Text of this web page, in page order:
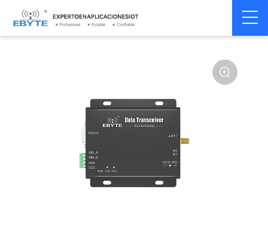
Home > Módem >
inalámbrico
